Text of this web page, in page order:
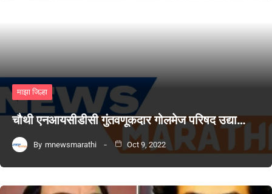
माझा जिल्हा
चौथी एनआयसीडीसी गुंतवणूकदार गोलमेज परिषद उद्या…
By mnewsmarathi Oct 9, 2022